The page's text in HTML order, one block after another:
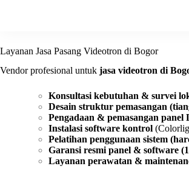
Layanan Jasa Pasang Videotron di Bogor
Vendor profesional untuk jasa videotron di
Konsultasi kebutuhan & survei
Desain struktur pemasangan
Pengadaan & pemasangan panel
Instalasi software kontrol
Pelatihan penggunaan sistem
Garansi resmi panel & software
Layanan perawatan &